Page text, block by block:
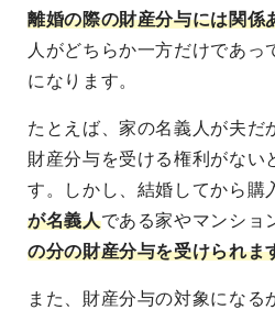
離婚の際の財産分与には関係
人がどちらか一方だけであっ
になります。
たとえば、家の名義人が夫だ
財産分与を受ける権利がない
す。しかし、結婚してから購
が名義人である家やマンショ
の分の財産分与を受けられま
また、財産分与の対象になる